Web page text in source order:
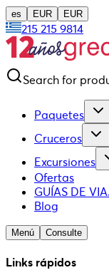
es EUR EUR
215 215 9814
Search for
Paquetes
Cruceros
Excursiones
Ofertas
GUÍAS DE
Blog
Menú Consulte
Links rápidos